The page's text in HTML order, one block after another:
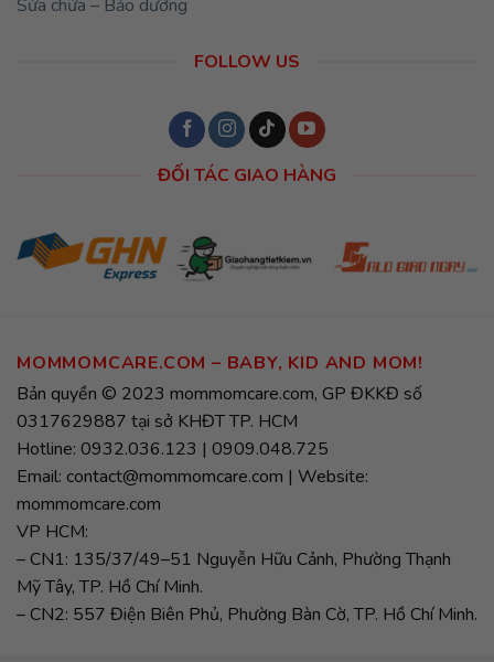
Sửa chữa – Bảo dưỡng
FOLLOW US
ĐỐI TÁC GIAO HÀNG
MOMMOMCARE.COM – BABY, KID AND MOM!
Bản quyền © 2023 mommomcare.com, GP ĐKKĐ số
0317629887 tại sở KHĐT TP. HCM
Hotline: 0932.036.123 | 0909.048.725
Email: contact@mommomcare.com | Website:
mommomcare.com
VP HCM:
– CN1: 135/37/49–51 Nguyễn Hữu Cảnh, Phường Thạnh
Mỹ Tây, TP. Hồ Chí Minh.
– CN2: 557 Điện Biên Phủ, Phường Bàn Cờ, TP. Hồ Chí Minh.